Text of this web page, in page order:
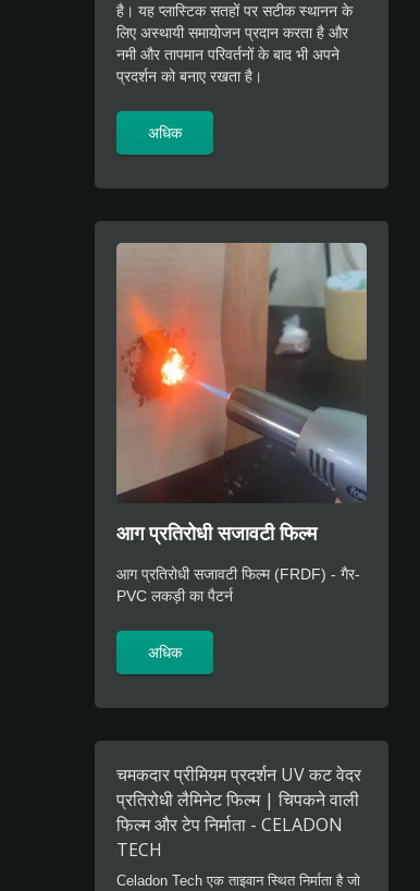
है। यह प्लास्टिक सतहों पर सटीक स्थानन के
लिए अस्थायी समायोजन प्रदान करता है और
नमी और तापमान परिवर्तनों के बाद भी अपने
प्रदर्शन को बनाए रखता है।
अधिक
आग प्रतिरोधी सजावटी फिल्म
आग प्रतिरोधी सजावटी फिल्म (FRDF) - गैर-
PVC लकड़ी का पैटर्न
अधिक
चमकदार प्रीमियम प्रदर्शन UV कट वेदर
प्रतिरोधी लैमिनेट फिल्म | चिपकने वाली
फिल्म और टेप निर्माता - CELADON
TECH
Celadon Tech एक ताइवान स्थित निर्माता है जो